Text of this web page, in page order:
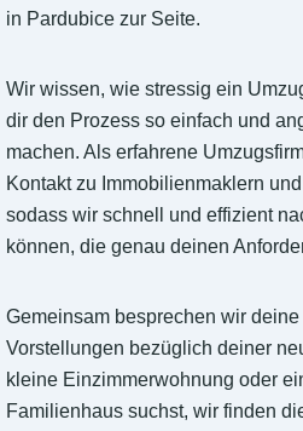
in Pardubice zur Seite.
Wir wissen, wie stressig ein
dir den Prozess so einfach und
machen. Als erfahrene
Kontakt zu Immobilienmaklern
sodass wir schnell und effizient
können, die genau deinen
Gemeinsam besprechen wir
Vorstellungen bezüglich deiner
kleine Einzimmerwohnung oder
Familienhaus suchst, wir finden